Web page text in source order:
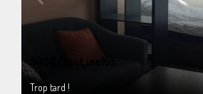
/tout inclus
Trop tard !